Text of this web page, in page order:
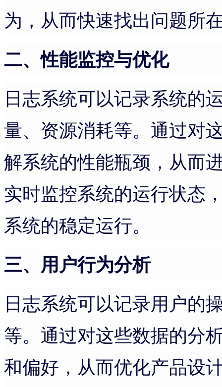
为，从而快速找出问题所
二、性能监控与优化
日志系统可以记录系统的
量、资源消耗等。通过对
解系统的性能瓶颈，从而
实时监控系统的运行状态
系统的稳定运行。
三、用户行为分析
日志系统可以记录用户的
等。通过对这些数据的分
和偏好，从而优化产品设